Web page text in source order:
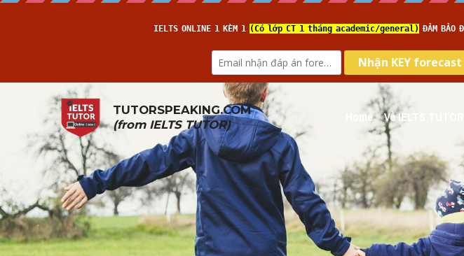
TUTORSPEAKING.COM
(from IELTS TUTOR) Home Về IELTS TUTOR